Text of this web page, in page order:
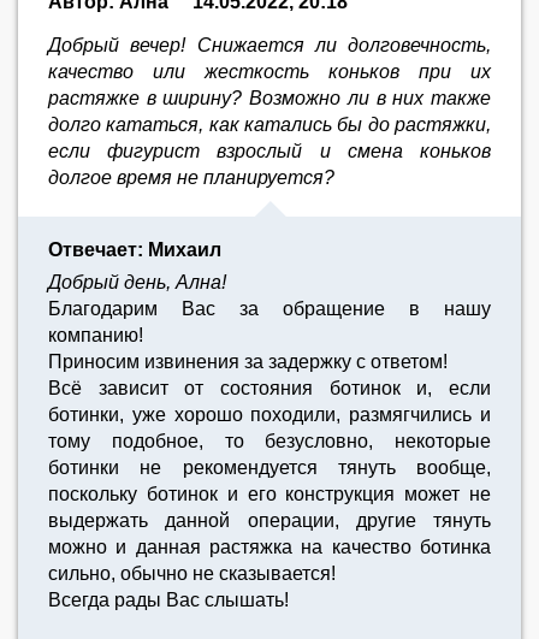
Добрый вечер! Снижается ли долговечность,
качество или жесткость коньков при их
растяжке в ширину? Возможно ли в них также
долго кататься, как катались бы до растяжки,
если фигурист взрослый и смена коньков
долгое время не планируется?
Отвечает: Михаил
Добрый день, Ална!
Благодарим Вас за обращение в нашу
компанию!
Приносим извинения за задержку с ответом!
Всё зависит от состояния ботинок и, если
ботинки, уже хорошо походили, размягчились и
тому подобное, то безусловно, некоторые
ботинки не рекомендуется тянуть вообще,
поскольку ботинок и его конструкция может не
выдержать данной операции, другие тянуть
можно и данная растяжка на качество ботинка
сильно, обычно не сказывается!
Всегда рады Вас слышать!